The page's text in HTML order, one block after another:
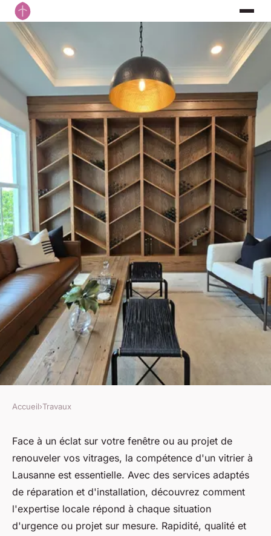
Vitrier Lausanne : réparation
et installation de fenêtres
Damien•20 février 2024•3 min de lecture
Accueil›Travaux
Face à un éclat sur votre fenêtre ou au projet de
renouveler vos vitrages, la compétence d'un vitrier à
Lausanne est essentielle. Avec des services adaptés
de réparation et d'installation, découvrez comment
l'expertise locale répond à chaque situation
d'urgence ou projet sur mesure. Rapidité, qualité et